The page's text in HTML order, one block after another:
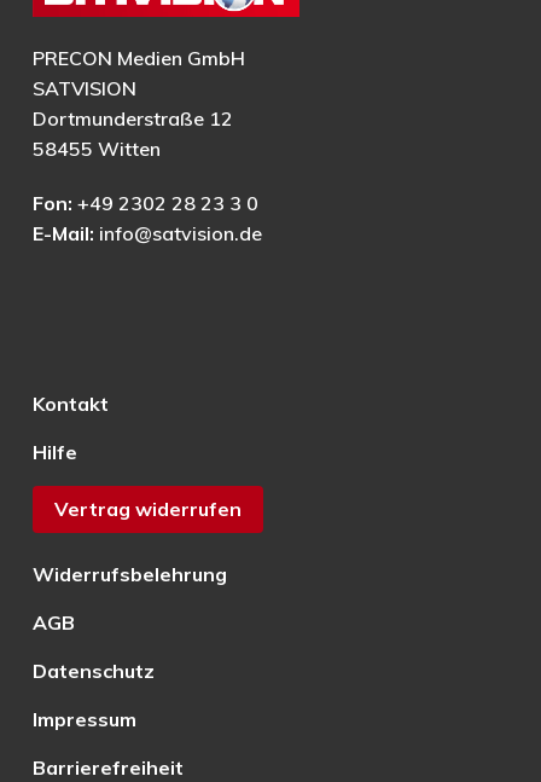
PRECON Medien GmbH
SATVISION
Dortmunderstraße 12
58455 Witten
Fon: +49 2302 28 23 3 0
E-Mail: info@satvision.de
Kontakt
Hilfe
Vertrag widerrufen
Widerrufsbelehrung
AGB
Datenschutz
Impressum
Barrierefreiheit